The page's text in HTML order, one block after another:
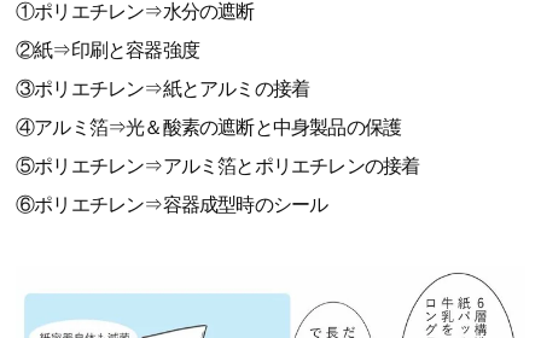
①ポリエチレン⇒水分の遮断
②紙⇒印刷と容器強度
③ポリエチレン⇒紙とアルミの接着
④アルミ箔⇒光＆酸素の遮断と中身製品の保護
⑤ポリエチレン⇒アルミ箔とポリエチレンの接着
⑥ポリエチレン⇒容器成型時のシール